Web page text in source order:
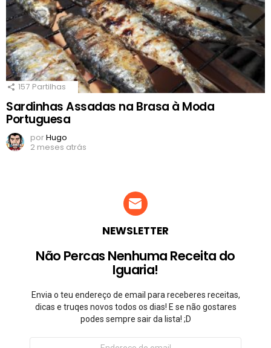
157 Partilhas
Sardinhas Assadas na Brasa à Moda
Portuguesa
porHugo
2 meses atrás
NEWSLETTER
Não Percas Nenhuma Receita do
Iguaria!
Envia o teu endereço de email para receberes receitas,
dicas e truqes novos todos os dias! E se não gostares
podes sempre sair da lista! ;D
Endereço